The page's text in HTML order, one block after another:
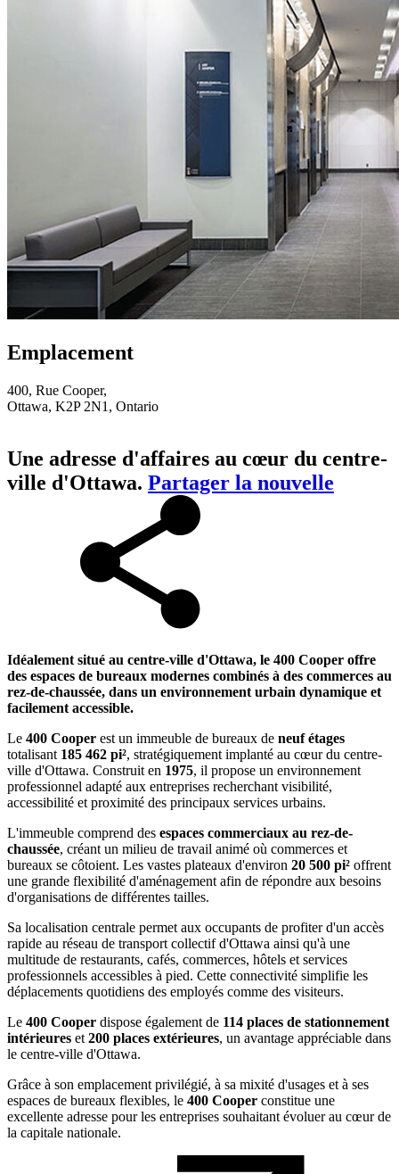
Emplacement
400, Rue Cooper,
Ottawa, K2P 2N1, Ontario
Une adresse d'affaires au cœur du centre-
ville d'Ottawa. Partager la nouvelle
Idéalement situé au centre-ville d'Ottawa, le 400 Cooper offre
des espaces de bureaux modernes combinés à des commerces au
rez-de-chaussée, dans un environnement urbain dynamique et
facilement accessible.
Le 400 Cooper est un immeuble de bureaux de neuf étages
totalisant 185 462 pi², stratégiquement implanté au cœur du centre-
ville d'Ottawa. Construit en 1975, il propose un environnement
professionnel adapté aux entreprises recherchant visibilité,
accessibilité et proximité des principaux services urbains.
L'immeuble comprend des espaces commerciaux au rez-de-
chaussée, créant un milieu de travail animé où commerces et
bureaux se côtoient. Les vastes plateaux d'environ 20 500 pi² offrent
une grande flexibilité d'aménagement afin de répondre aux besoins
d'organisations de différentes tailles.
Sa localisation centrale permet aux occupants de profiter d'un accès
rapide au réseau de transport collectif d'Ottawa ainsi qu'à une
multitude de restaurants, cafés, commerces, hôtels et services
professionnels accessibles à pied. Cette connectivité simplifie les
déplacements quotidiens des employés comme des visiteurs.
Le 400 Cooper dispose également de 114 places de stationnement
intérieures et 200 places extérieures, un avantage appréciable dans
le centre-ville d'Ottawa.
Grâce à son emplacement privilégié, à sa mixité d'usages et à ses
espaces de bureaux flexibles, le 400 Cooper constitue une
excellente adresse pour les entreprises souhaitant évoluer au cœur de
la capitale nationale.